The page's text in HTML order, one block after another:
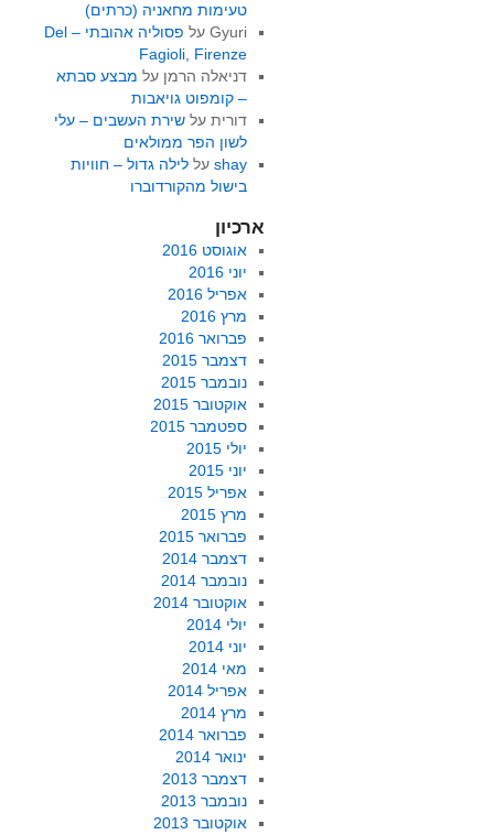
טעימות מחאניה (כרתים)
Gyuriעל
פסוליה אהובתי – Del
Fagioli, Firenze
דניאלה הרמן על מבצע סבתא
– קומפוט גויאבות
דוריתעל שירת העשבים – עלי
לשון הפר ממולאים
shayעל לילה גדול – חוויות
בישול מהקורדוברו
ארכיון
אוגוסט 2016
יוני 2016
אפריל 2016
מרץ 2016
פברואר 2016
דצמבר 2015
נובמבר 2015
אוקטובר 2015
ספטמבר 2015
יולי 2015
יוני 2015
אפריל 2015
מרץ 2015
פברואר 2015
דצמבר 2014
נובמבר 2014
אוקטובר 2014
יולי 2014
יוני 2014
מאי 2014
אפריל 2014
מרץ 2014
פברואר 2014
ינואר 2014
דצמבר 2013
נובמבר 2013
אוקטובר 2013